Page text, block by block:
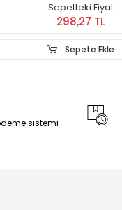
Sepetteki Fiyat
298,27 TL
Sepete Ekle
sistemi